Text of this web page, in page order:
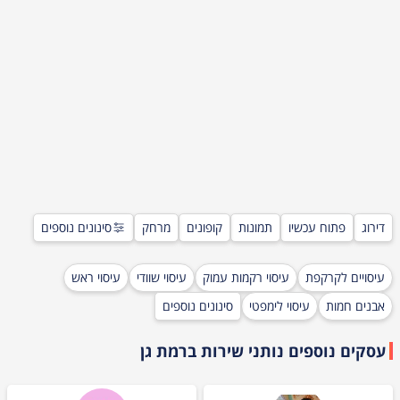
דירוג פתוח עכשיו תמונות קופונים מרחק סינונים נוספים
עיסויים לקרקפת עיסוי רקמות עמוק עיסוי שוודי
עיסוי ראש
אבנים חמות
עיסוי לימפטי סינונים נוספים
עסקים נוספים נותני שירות ברמת גן